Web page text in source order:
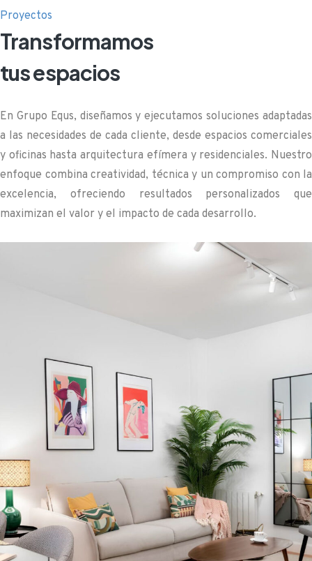
Proyectos
Transformamos
tus espacios
En Grupo Equs, diseñamos y ejecutamos soluciones adaptadas
a las necesidades de cada cliente, desde espacios comerciales
y oficinas hasta arquitectura efímera y residenciales. Nuestro
enfoque combina creatividad, técnica y un compromiso con la
excelencia, ofreciendo resultados personalizados que
maximizan el valor y el impacto de cada desarrollo.